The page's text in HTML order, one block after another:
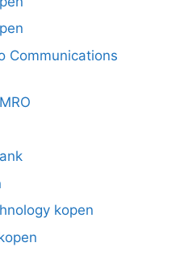
Communications
kopen